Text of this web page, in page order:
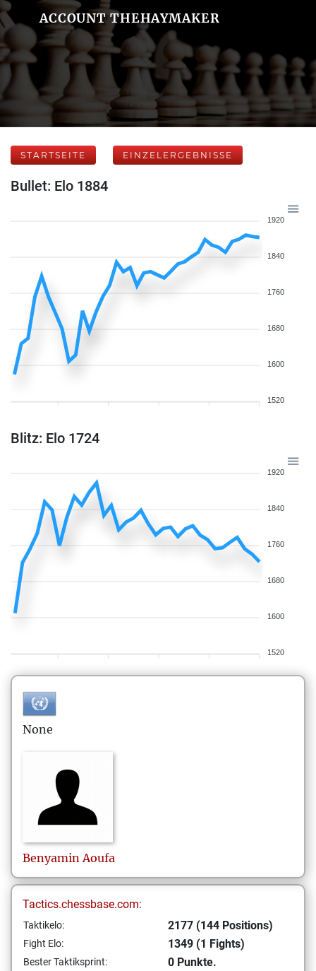
ACCOUNT THEHAYMAKER
STARTSEITE EINZELERGEBNISSE
Bullet: Elo 1884
1920
1840
1760
1680
1600
1520
Blitz: Elo 1724
1920
1840
1760
1680
1600
1520
None
Benyamin Aoufa
Tactics.chessbase.com:
Taktikelo: 2177 (144 Positions)
Fight Elo: 1349 (1 Fights)
Bester Taktiksprint: 0 Punkte.